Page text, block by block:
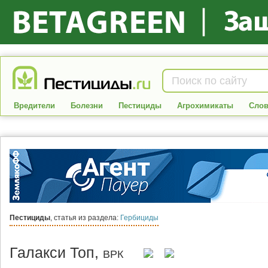
Вредители Болезни Пестициды Агрохимикаты
Пестициды, статья из раздела: Гербициды
Галакси Топ, ВРК